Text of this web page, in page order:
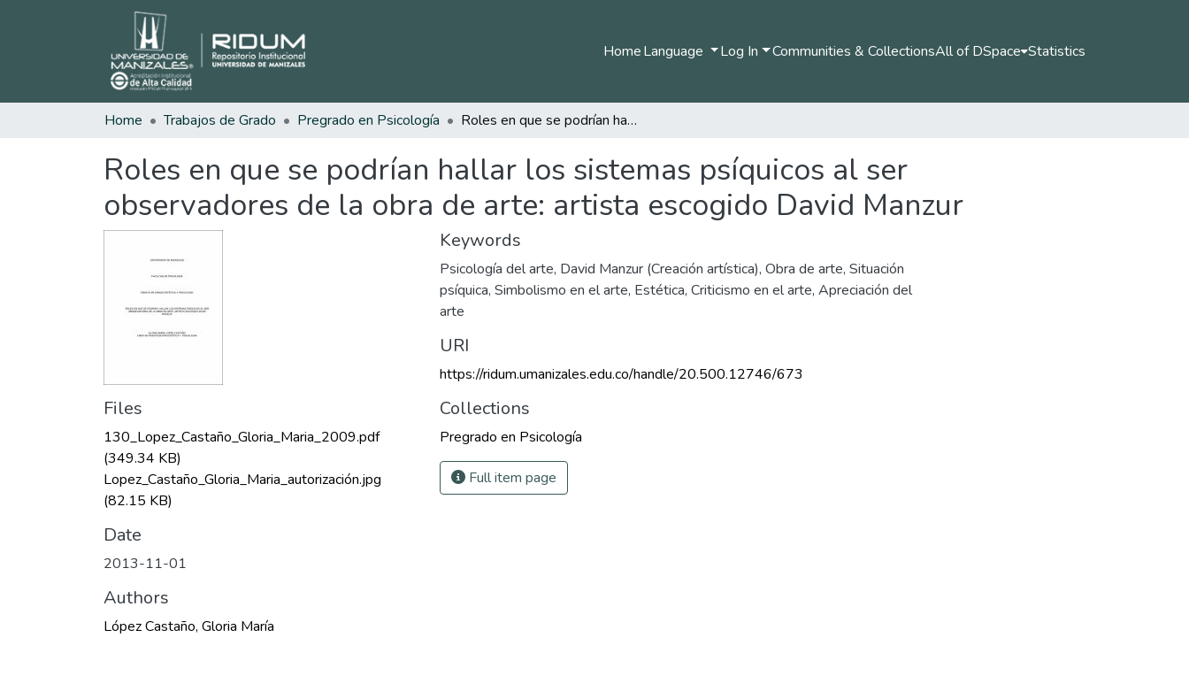
HomeLanguage Log In Communities & CollectionsAll of DSpace Statistics
Home Trabajos de Grado Pregrado en Psicología Roles en que se podrían hallar los sistemas psíquicos al ser observadores de la obra de arte: artista escogido David Manzur
Roles en que se podrían hallar los sistemas psíquicos al ser
observadores de la obra de arte: artista escogido David Manzur
Files
130_Lopez_Castaño_Gloria_Maria_2009.pdf
(349.34 KB)
Lopez_Castaño_Gloria_Maria_autorización.jpg
(82.15 KB)
Date
2013-11-01
Authors
López Castaño, Gloria María
Keywords
Psicología del arte, David Manzur (Creación artística), Obra de arte, Situación
psíquica, Simbolismo en el arte, Estética, Criticismo en el arte, Apreciación del
arte
URI
https://ridum.umanizales.edu.co/handle/20.500.12746/673
Collections
Pregrado en Psicología
Full item page